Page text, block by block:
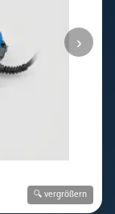
🔍 vergrößern
›